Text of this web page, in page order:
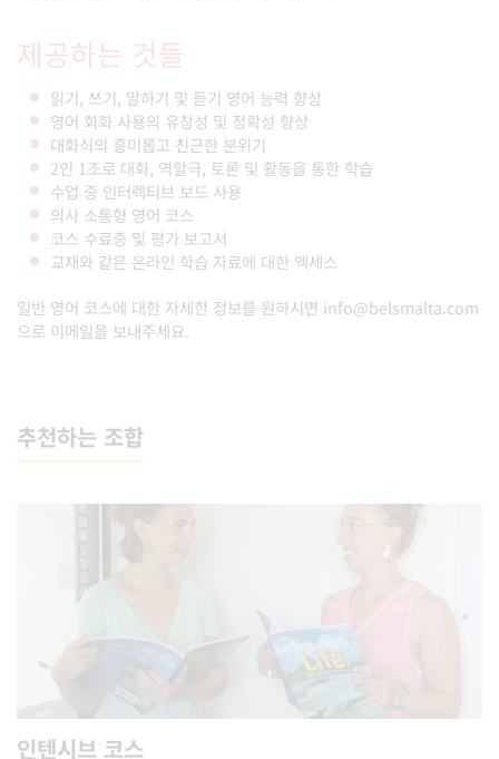
제공하는 것들
읽기, 쓰기, 말하기 및 듣기 영어 능력 향상
영어 회화 사용의 유창성 및 정확성 향상
대화식의 흥미롭고 친근한 분위기
2인 1조로 대화, 역할극, 토론 및 활동을 통한 학습
수업 중 인터렉티브 보드 사용
의사 소통형 영어 코스
코스 수료증 및 평가 보고서
교재와 같은 온라인 학습 자료에 대한 엑세스
일반 영어 코스에 대한 자세한 정보를 원하시면 info@belsmalta.com
으로 이메일을 보내주세요.
추천하는 조합
인텐시브 코스